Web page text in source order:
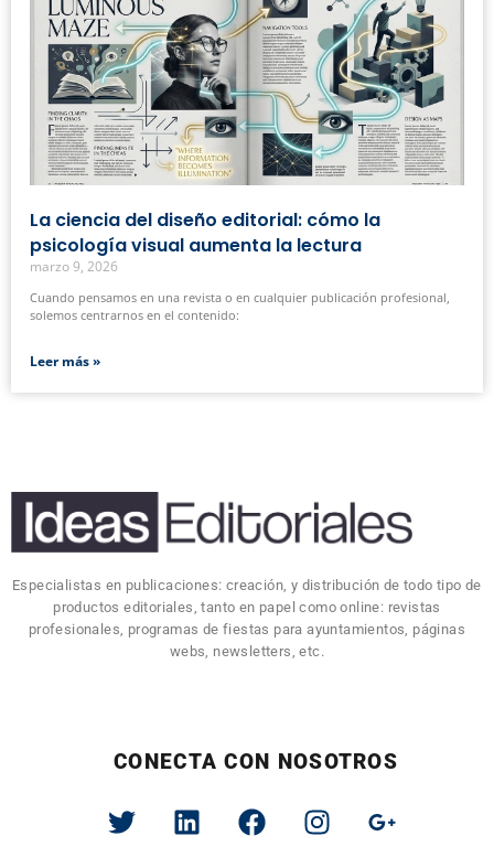
La ciencia del diseño editorial: cómo la
psicología visual aumenta la lectura
marzo 9, 2026
Cuando pensamos en una revista o en cualquier publicación profesional,
solemos centrarnos en el contenido:
Leer más »
Especialistas en publicaciones: creación, y distribución de todo tipo de
productos editoriales, tanto en papel como online: revistas
profesionales, programas de fiestas para ayuntamientos, páginas
webs, newsletters, etc.
CONECTA CON NOSOTROS